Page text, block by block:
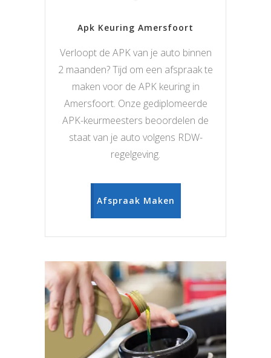
Apk Keuring Amersfoort
Verloopt de APK van je auto binnen
2 maanden? Tijd om een afspraak te
maken voor de APK keuring in
Amersfoort. Onze gediplomeerde
APK-keurmeesters beoordelen de
staat van je auto volgens RDW-
regelgeving.
Afspraak Maken